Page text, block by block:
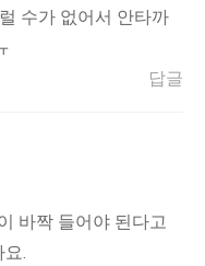
수가 없어서 안타까
답글
바짝 들어야 된다고
.